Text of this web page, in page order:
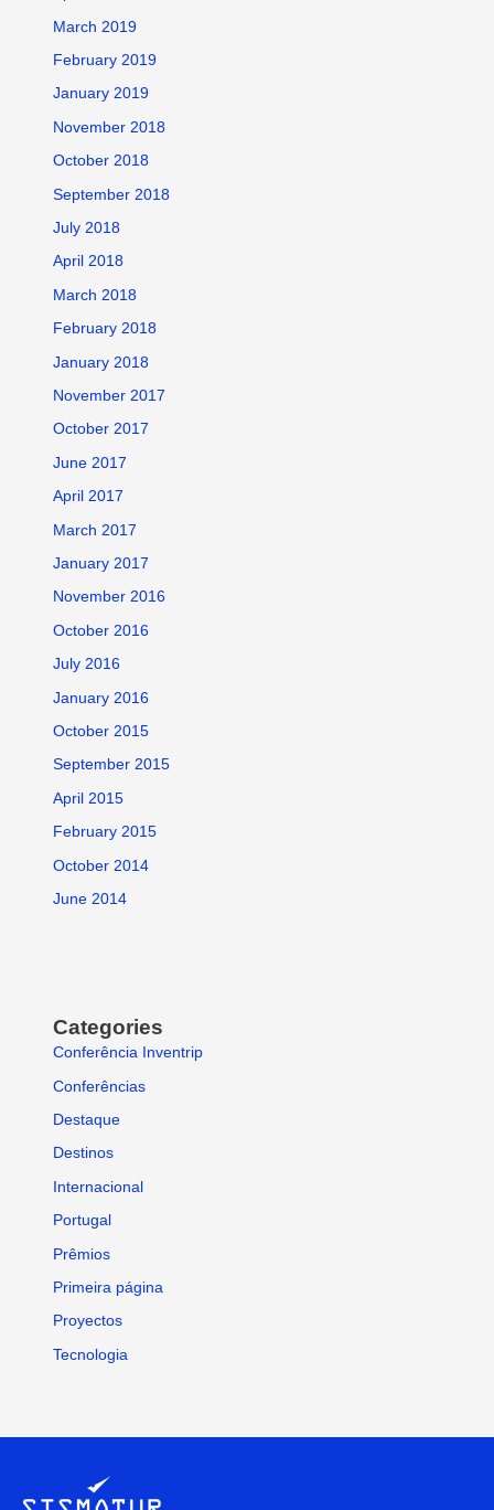
March 2019
February 2019
January 2019
November 2018
October 2018
September 2018
July 2018
April 2018
March 2018
February 2018
January 2018
November 2017
October 2017
June 2017
April 2017
March 2017
January 2017
November 2016
October 2016
July 2016
January 2016
October 2015
September 2015
April 2015
February 2015
October 2014
June 2014
Categories
Conferência Inventrip
Conferências
Destaque
Destinos
Internacional
Portugal
Prêmios
Primeira página
Proyectos
Tecnologia